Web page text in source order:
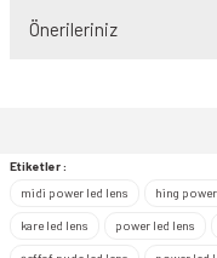
Önerileriniz
Etiketler :
midi power led lens
hing
kare led lens power led lens